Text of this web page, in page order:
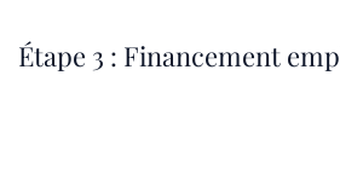
Étape 3 : Financement